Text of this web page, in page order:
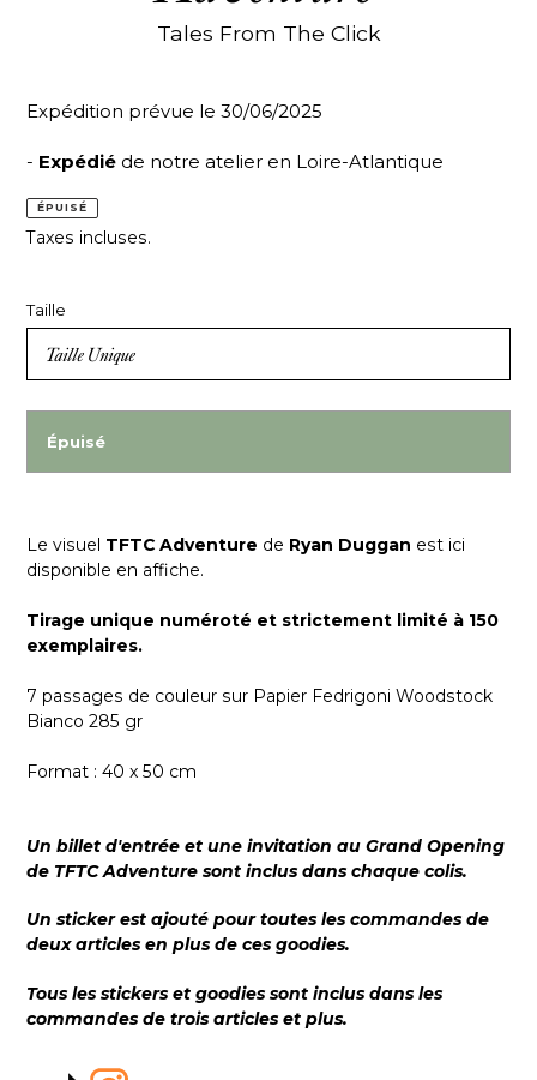
Tales From The Click
Expédition prévue le 30/06/2025
- Expédié de notre atelier en Loire-Atlantique
ÉPUISÉ
Taxes incluses.
Taille
Épuisé
Le visuel TFTC Adventure de Ryan Duggan est ici
disponible en affiche.
Tirage unique numéroté et strictement limité à 150
exemplaires.
7 passages de couleur sur Papier Fedrigoni Woodstock
Bianco 285 gr
Format : 40 x 50 cm
Un billet d'entrée et une invitation au Grand Opening
de TFTC Adventure sont inclus dans chaque colis.
Un sticker est ajouté pour toutes les commandes de
deux articles en plus de ces goodies.
Tous les stickers et goodies sont inclus dans les
commandes de trois articles et plus.